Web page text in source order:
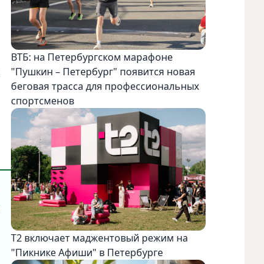
ВТБ: на Петербургском марафоне
"Пушкин – Петербург" появится новая
беговая трасса для профессиональных
спортсменов
Т2 включает маджентовый режим на
"Пикнике Афиши" в Петербурге